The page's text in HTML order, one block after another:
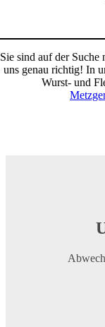
Sie sind auf der Suche
uns genau richtig! In
Wurst- und